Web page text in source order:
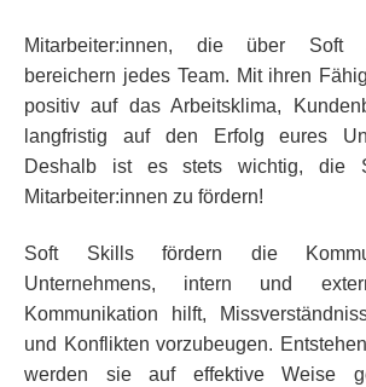
Mitarbeiter:innen, die über Soft
bereichern jedes Team. Mit ihren
positiv auf das Arbeitsklima,
langfristig auf den Erfolg eures
Deshalb ist es stets wichtig, die
Mitarbeiter:innen zu fördern!
Soft Skills fördern die
Unternehmens, intern und
Kommunikation hilft,
und Konflikten vorzubeugen.
werden sie auf effektive Weise